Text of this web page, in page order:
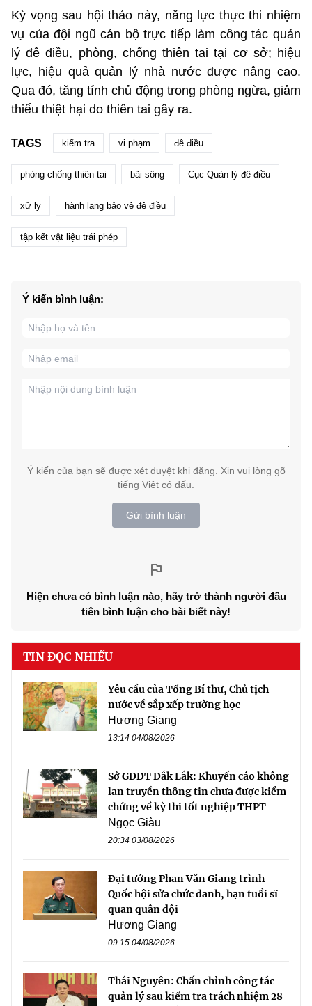
Kỳ vọng sau hội thảo này, năng lực thực thi nhiệm
vụ của đội ngũ cán bộ trực tiếp làm công tác quản
lý đê điều, phòng, chống thiên tai tại cơ sở; hiệu
lực, hiệu quả quản lý nhà nước được nâng cao.
Qua đó, tăng tính chủ động trong phòng ngừa, giảm
thiểu thiệt hại do thiên tai gây ra.
TAGS kiểm tra vi phạm đê điều
phòng chống thiên tai bãi sông Cục Quản lý đê điều
xử ly hành lang bảo vệ đê điều
tập kết vật liệu trái phép
Ý kiến bình luận:
Ý kiến của bạn sẽ được xét duyệt khi đăng. Xin vui lòng gõ
tiếng Việt có dấu.
Gửi bình luận
Hiện chưa có bình luận nào, hãy trở thành người đầu
tiên bình luận cho bài biết này!
TIN ĐỌC NHIỀU
Yêu cầu của Tổng Bí thư, Chủ tịch
nước về sắp xếp trường học
Hương Giang
13:14 04/08/2026
Sở GDĐT Đắk Lắk: Khuyến cáo không
lan truyền thông tin chưa được kiểm
chứng về kỳ thi tốt nghiệp THPT
Ngọc Giàu
20:34 03/08/2026
Đại tướng Phan Văn Giang trình
Quốc hội sửa chức danh, hạn tuổi sĩ
quan quân đội
Hương Giang
09:15 04/08/2026
Thái Nguyên: Chấn chỉnh công tác
quản lý sau kiểm tra trách nhiệm 28